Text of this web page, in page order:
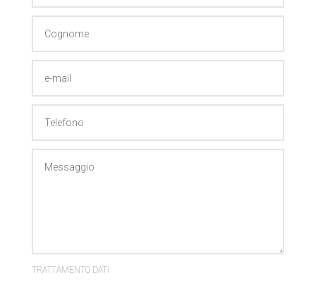
TRATTAMENTO DATI